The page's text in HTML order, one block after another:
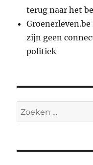
terug naar het
zijn geen
politiek
Zoeken
naar: